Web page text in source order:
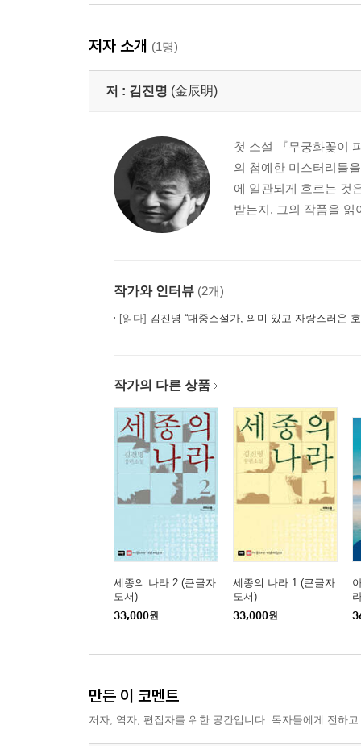
저자 소개 (1명)
저 : 김진명 (金辰明)
첫 소설 『무궁화꽃이
의 첨예한 미스터리들
에 일관되게 흐르는 것
받는지, 그의 작품을 읽
작가와 인터뷰 (2개)
[읽다] 김진명 “대중소설가, 의미 있고 자랑스러운
작가의 다른 상품
세종의 나라 2 (큰글자
도서)
33,000원
세종의 나라 1 (큰글자
도서)
33,000원
만든 이 코멘트
저자, 역자, 편집자를 위한 공간입니다. 독자들에게 전하